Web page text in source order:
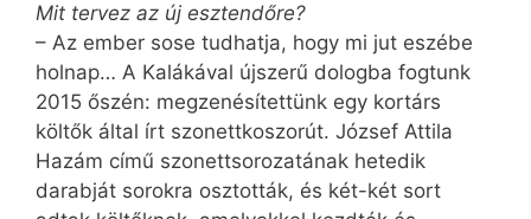
Mit tervez az új esztendőre?
– Az ember sose tudhatja, hogy mi jut eszébe
holnap… A Kalákával újszerű dologba fogtunk
2015 őszén: megzenésítettünk egy kortárs
költők által írt szonettkoszorút. József Attila
Hazám című szonettsorozatának hetedik
darabját sorokra osztották, és két-két sort